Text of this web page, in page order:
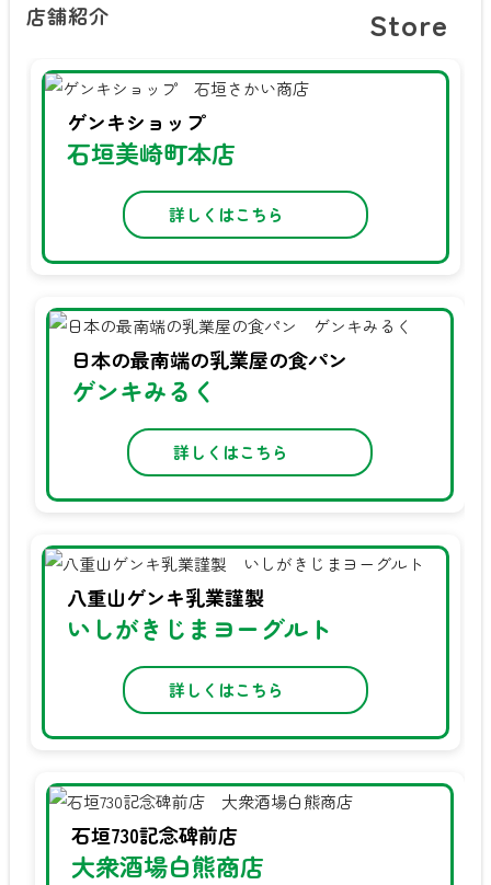
店舗紹介 Store
ゲンキショップ
石垣美崎町本店
詳しくはこちら
日本の最南端の乳業屋の食パン
ゲンキみるく
詳しくはこちら
八重山ゲンキ乳業謹製
いしがきじまヨーグルト
詳しくはこちら
石垣730記念碑前店
大衆酒場白熊商店